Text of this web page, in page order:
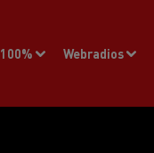
100% Webradios